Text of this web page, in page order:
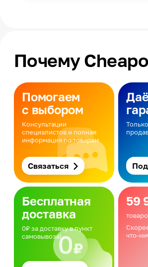
Почему
Помогаем
с выбором
Консультации
специалистов и полная
информация по товарам
Связаться
Бесплатная
доставка
0₽ за доставку в пункт
самовывоза!
59
что-